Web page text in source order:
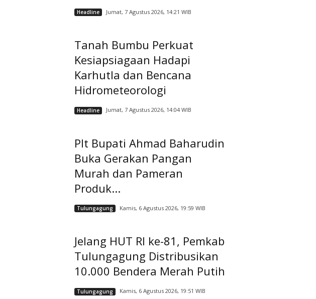
Headline Jumat, 7 Agustus 2026, 14:21 WIB
Tanah Bumbu Perkuat
Kesiapsiagaan Hadapi
Karhutla dan Bencana
Hidrometeorologi
Headline Jumat, 7 Agustus 2026, 14:04 WIB
Plt Bupati Ahmad Baharudin
Buka Gerakan Pangan
Murah dan Pameran
Produk...
Tulungagung Kamis, 6 Agustus 2026, 19:59 WIB
Jelang HUT RI ke-81, Pemkab
Tulungagung Distribusikan
10.000 Bendera Merah Putih
Tulungagung Kamis, 6 Agustus 2026, 19:51 WIB